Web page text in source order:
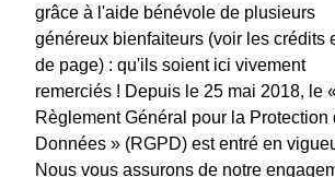
grâce à l'aide bénévole de plusieurs
généreux bienfaiteurs (voir les crédits
de page) : qu'ils soient ici vivement
remerciés ! Depuis le 25 mai 2018, le
Règlement Général pour la Protection
Données » (RGPD) est entré en
Nous vous assurons de notre